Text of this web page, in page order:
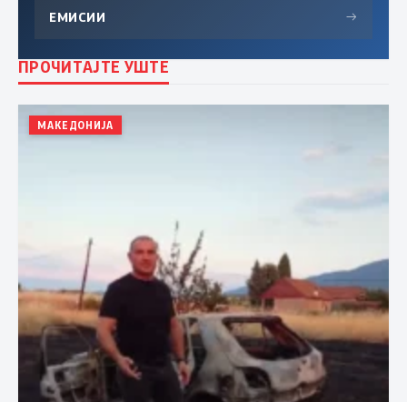
ЕМИСИИ →
ПРОЧИТАЈТЕ УШТЕ
МАКЕДОНИЈА